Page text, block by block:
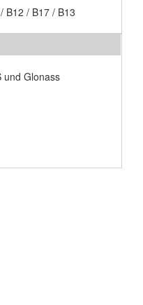
B12 / B17 / B13
und Glonass